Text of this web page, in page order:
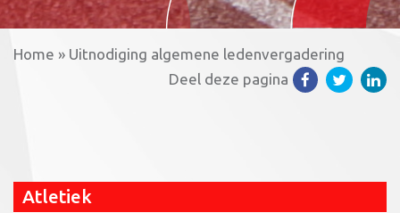
Home » Uitnodiging algemene ledenvergadering
Deel deze pagina
Atletiek